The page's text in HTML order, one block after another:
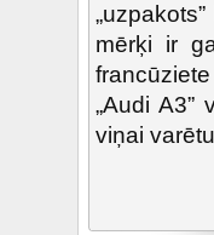
mērķi ir
„Audi A3”
viņai